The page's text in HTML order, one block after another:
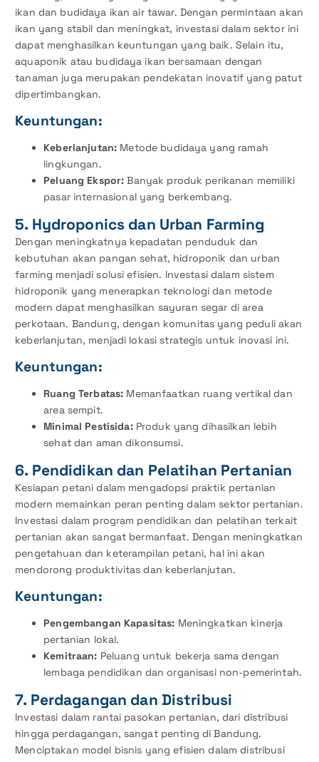
ikan dan budidaya ikan air tawar. Dengan permintaan akan
ikan yang stabil dan meningkat, investasi dalam sektor ini
dapat menghasilkan keuntungan yang baik. Selain itu,
aquaponik atau budidaya ikan bersamaan dengan
tanaman juga merupakan pendekatan inovatif yang patut
dipertimbangkan.
Keuntungan:
Keberlanjutan: Metode budidaya yang ramah
lingkungan.
Peluang Ekspor: Banyak produk perikanan memiliki
pasar internasional yang berkembang.
5. Hydroponics dan Urban Farming
Dengan meningkatnya kepadatan penduduk dan
kebutuhan akan pangan sehat, hidroponik dan urban
farming menjadi solusi efisien. Investasi dalam sistem
hidroponik yang menerapkan teknologi dan metode
modern dapat menghasilkan sayuran segar di area
perkotaan. Bandung, dengan komunitas yang peduli akan
keberlanjutan, menjadi lokasi strategis untuk inovasi ini.
Keuntungan:
Ruang Terbatas: Memanfaatkan ruang vertikal dan
area sempit.
Minimal Pestisida:Produk yang dihasilkan lebih
sehat dan aman dikonsumsi.
6. Pendidikan dan Pelatihan Pertanian
Kesiapan petani dalam mengadopsi praktik pertanian
modern memainkan peran penting dalam sektor pertanian.
Investasi dalam program pendidikan dan pelatihan terkait
pertanian akan sangat bermanfaat. Dengan meningkatkan
pengetahuan dan keterampilan petani, hal ini akan
mendorong produktivitas dan keberlanjutan.
Keuntungan:
Pengembangan Kapasitas: Meningkatkan kinerja
pertanian lokal.
Kemitraan: Peluang untuk bekerja sama dengan
lembaga pendidikan dan organisasi non-pemerintah.
7. Perdagangan dan Distribusi
Investasi dalam rantai pasokan pertanian, dari distribusi
hingga perdagangan, sangat penting di Bandung.
Menciptakan model bisnis yang efisien dalam distribusi